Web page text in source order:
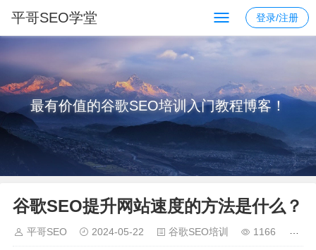
平哥SEO学堂 登录/注册
最有价值的谷歌SEO培训入门教程博客！
谷歌SEO提升网站速度的方法是什么？
平哥SEO 2024-05-22 谷歌SEO培训 1166